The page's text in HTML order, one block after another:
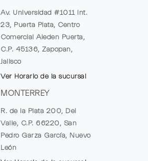
Av. Universidad #1011 Int.
23, Puerta Plata, Centro
Comercial Aleden Puerta,
C.P. 45136, Zapopan,
Jalisco
Ver Horario de la sucursal
MONTERREY
R. de la Plata 200, Del
Valle, C.P. 66220, San
Pedro Garza García, Nuevo
León